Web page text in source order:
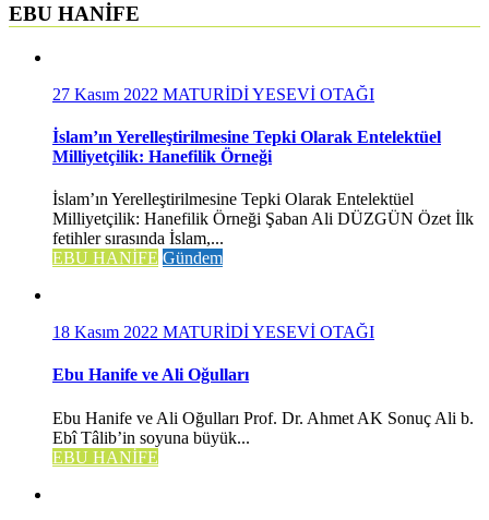
EBU HANİFE
27 Kasım 2022 MATURİDİ YESEVİ OTAĞI
İslam’ın Yerelleştirilmesine Tepki Olarak Entelektüel
Milliyetçilik: Hanefilik Örneği
İslam’ın Yerelleştirilmesine Tepki Olarak Entelektüel
Milliyetçilik: Hanefilik Örneği Şaban Ali DÜZGÜN Özet İlk
fetihler sırasında İslam,...
EBU HANİFE Gündem
18 Kasım 2022 MATURİDİ YESEVİ OTAĞI
Ebu Hanife ve Ali Oğulları
Ebu Hanife ve Ali Oğulları Prof. Dr. Ahmet AK Sonuç Ali b.
Ebî Tâlib’in soyuna büyük...
EBU HANİFE